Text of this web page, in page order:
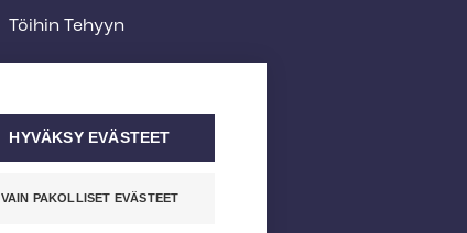
Töihin Tehyyn
HYVÄKSY EVÄSTEET
VAIN PAKOLLISET EVÄSTEET